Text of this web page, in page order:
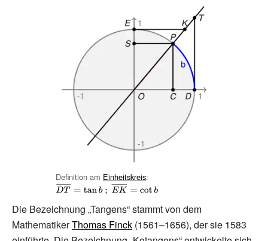
Definition am Einheitskreis:
{\displaystyle
{DT}}=\tan b\
Die Bezeichnung „Tangens“ stammt von dem
MathematikerThomas Finck (1561–1656), der sie 1583